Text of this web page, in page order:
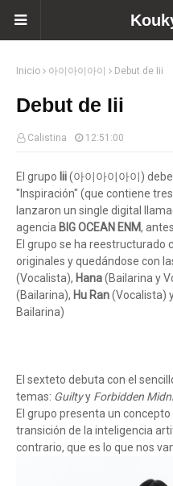
Inicio 아이아이아이 Debut de Iii
Debut de Iii
Calistina 12:51:00
El grupo Iii(아이아이아이)
"Inspiración" (que contiene
lanzaron un single digital
agencia BIG OCEAN ENM,
El grupo se ha reestructurado
originales y quedándose con
(Vocalista), Hana(Bailarina y
(Bailarina), Hu Ran(Vocalista)
Bailarina)
El sexteto debuta con el
temas: Guiltyy Forbidden
El grupo presenta un
transición de la inteligencia
contrario, que es lo que nos